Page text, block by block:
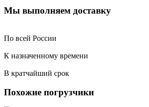
Мы выполняем доставку
По всей России
К назначенному времени
В кратчайший срок
Похожие погрузчики